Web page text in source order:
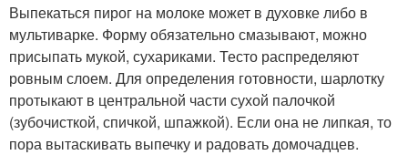
Выпекаться пирог на молоке может в духовке либо в
мультиварке. Форму обязательно смазывают, можно
присыпать мукой, сухариками. Тесто распределяют
ровным слоем. Для определения готовности, шарлотку
протыкают в центральной части сухой палочкой
(зубочисткой, спичкой, шпажкой). Если она не липкая, то
пора вытаскивать выпечку и радовать домочадцев.